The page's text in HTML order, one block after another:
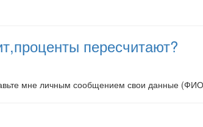
пересчитают?
мне личным сообщением свои данные